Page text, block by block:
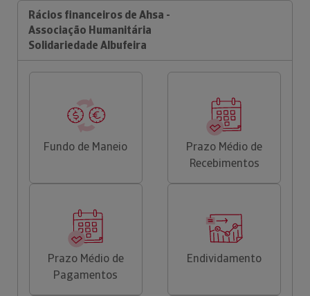
Rácios financeiros de Ahsa -
Associação Humanitária
Solidariedade Albufeira
Fundo de Maneio
Prazo Médio de
Recebimentos
Prazo Médio de
Pagamentos
Endividamento